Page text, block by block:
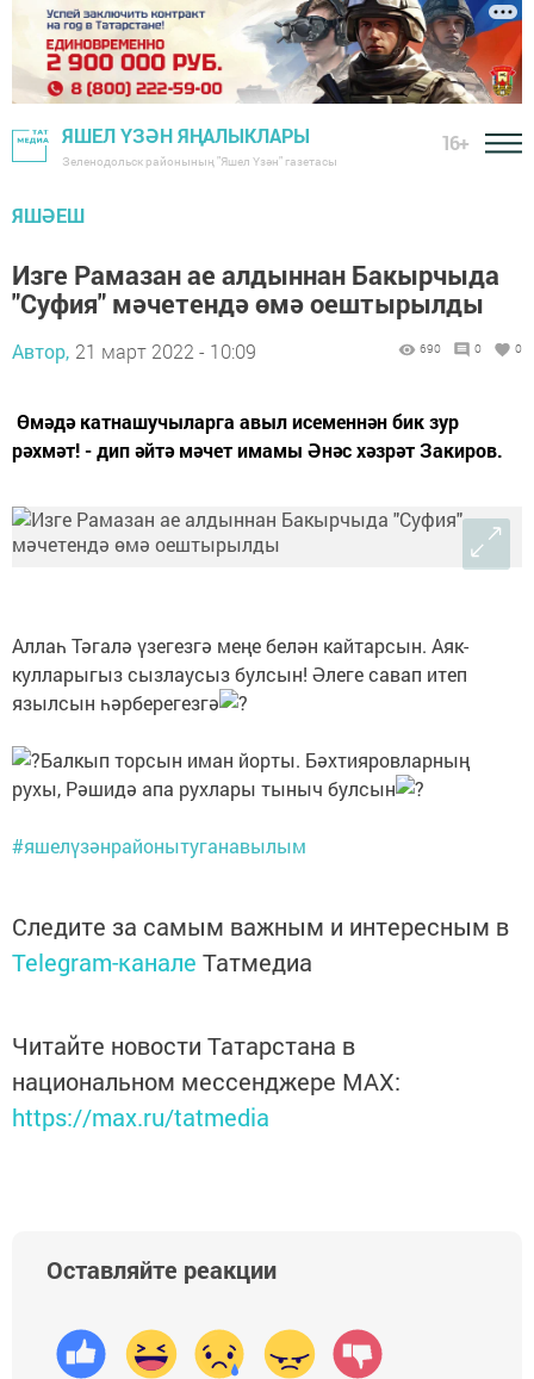
ЯШЕЛ ҮЗӘН ЯҢАЛЫКЛАРЫ
Зеленодольск районының "Яшел Үзән" газетасы
16+
ЯШӘЕШ
Изге Рамазан ае алдыннан Бакырчыда
"Суфия" мәчетендә өмә оештырылды
Автор, 21 март 2022 - 10:09 690 0 0
Өмәдә катнашучыларга авыл исеменнән бик зур
рәхмәт! - дип әйтә мәчет имамы Әнәс хәзрәт Закиров.
Аллаһ Тәгалә үзегезгә меңе белән кайтарсын. Аяк-
кулларыгыз сызлаусыз булсын! Әлеге савап итеп
язылсын һәрберегезгә
Балкып торсын иман йорты. Бәхтияровларның
рухы, Рәшидә апа рухлары тыныч булсын
#яшелүзәнрайонытуганавылым
Следите за самым важным и интересным в
Telegram-канале Татмедиа
Читайте новости Татарстана в
национальном мессенджере MАХ:
https://max.ru/tatmedia
Оставляйте реакции